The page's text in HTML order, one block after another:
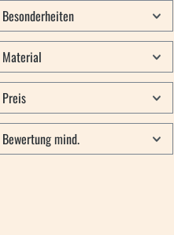
Besonderheiten
Material
Preis
Bewertung mind.